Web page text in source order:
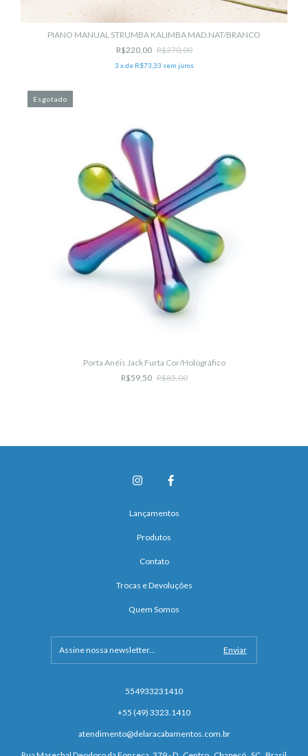
PIANO MANUAL STRUMBA KALIMBA MAD.NAT/BRANCO
R$220,00 R$270,00
3 x de R$73,33 sem juros
Esgotado
Porta Anéis Jack Furta Cor/Holográfico
R$59,50 R$85,00
Lançamentos
Produtos
Contato
Trocas e Devoluções
Quem Somos
554933231410
+55 (49) 3323.1410
atendimento@delaracabamentos.com.br